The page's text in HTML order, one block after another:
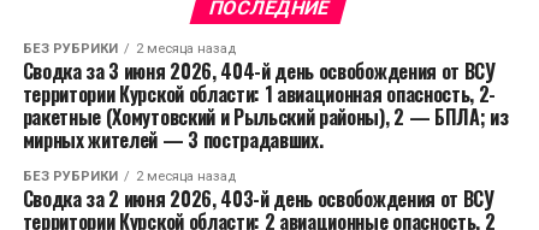
ПОСЛЕДНИЕ
БЕЗ РУБРИКИ 2 месяца назад
Сводка за 3 июня 2026, 404-й день освобождения от ВСУ
территории Курской области: 1 авиационная опасность, 2-
ракетные (Хомутовский и Рыльский районы), 2 — БПЛА; из
мирных жителей — 3 пострадавших.
БЕЗ РУБРИКИ 2 месяца назад
Сводка за 2 июня 2026, 403-й день освобождения от ВСУ
территории Курской области: 2 авиационные опасность, 2